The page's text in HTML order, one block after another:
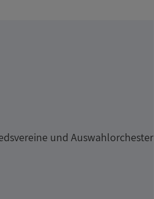
und Auswahlorchester